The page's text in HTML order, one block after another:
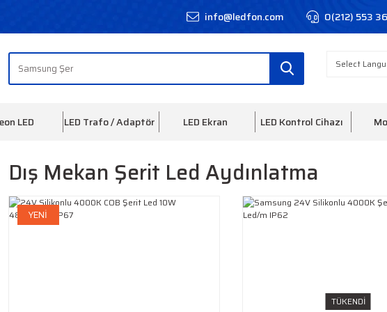
info@ledfon.com 0(212) 553
LED LED Trafo / Adaptör LED Ekran LED Kontrol Cihazı
Dış Mekan Şerit Led Aydınlatma
YENİ
TÜKENDİ